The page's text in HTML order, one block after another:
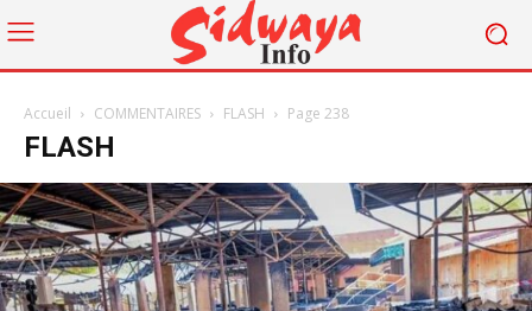
Accueil COMMENTAIRES FLASH Page 238
FLASH